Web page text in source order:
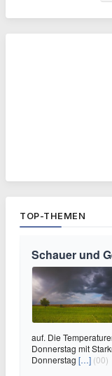
TOP-THEMEN
Schauer und
auf. Die
Donnerstag mit
Donnerstag […] (00)